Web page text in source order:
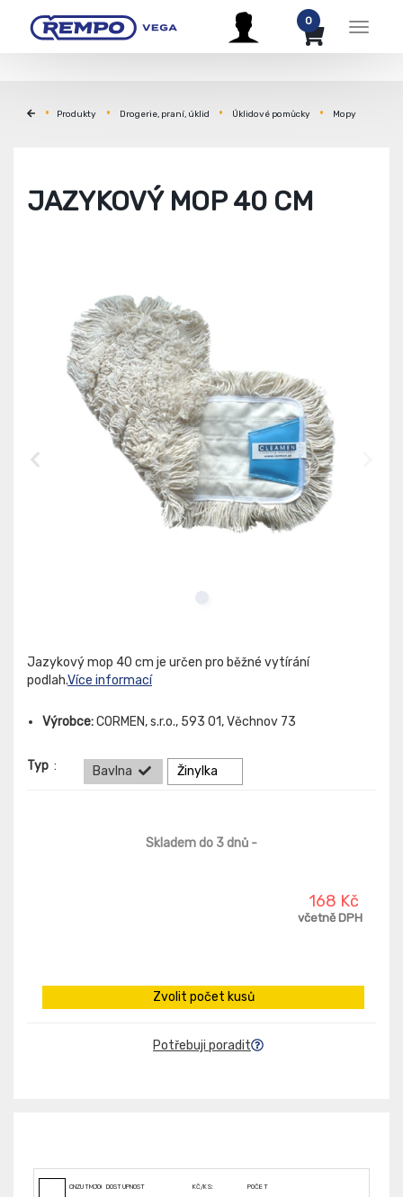
Menu
0
Produkty Drogerie, praní, úklid Úklidové pomůcky Mopy
JAZYKOVÝ MOP 40 CM
Jazykový mop 40 cm je určen pro běžné vytírání
podlah.Více informací
Výrobce:CORMEN, s.r.o., 593 01, Věchnov 73
Typ : Bavlna Žinylka
Skladem do 3 dnů -
168 Kč
včetně DPH
Zvolit počet kusů
Potřebuji poradit
CNZUTMJ000197DOSTUPNOST KČ/KS: POČET